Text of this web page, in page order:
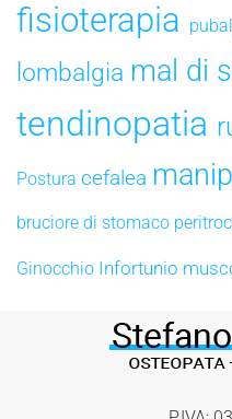
fisioterapia
lombalgia mal di
tendinopatia
Postura cefalea
bruciore di stomaco
Ginocchio Infortunio